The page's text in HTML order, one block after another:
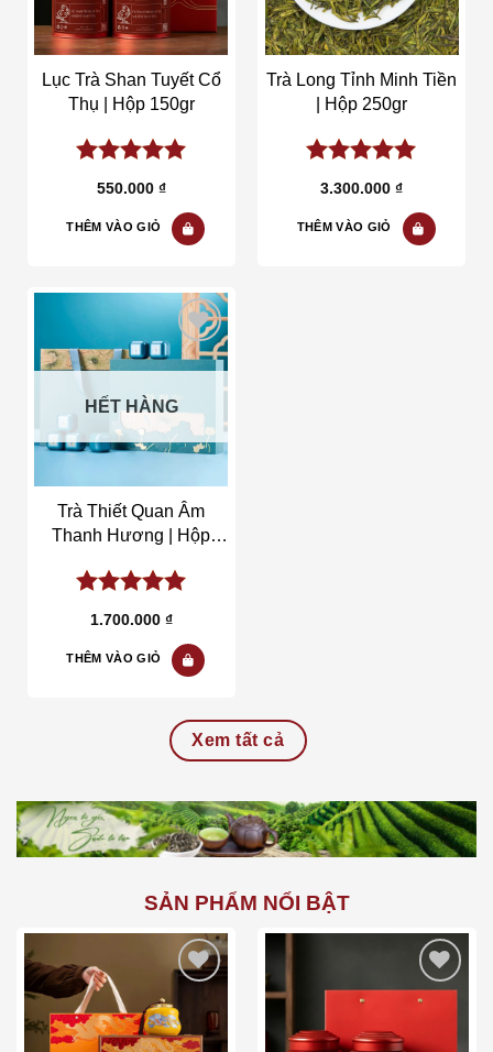
Lục Trà Shan Tuyết Cổ
Thụ | Hộp 150gr
5.00out of
550.000 ₫
Trà Long Tỉnh Minh Tiền
| Hộp 250gr
5.00out of
3.300.000 ₫
Add to wishlist
Trà Thiết Quan Âm
Thanh Hương | Hộp
250gr
5.00out of
1.700.000 ₫
Xem tất cả
Add to wishlist Add to wishlist